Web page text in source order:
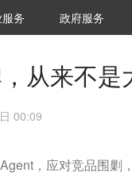
究院
务 城市之窗
政府服务
从来不是
00:09
，应对竞品围剿